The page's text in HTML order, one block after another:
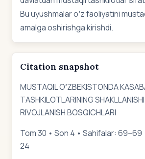
Bu uyushmalar oʻz faoliyatini
amalga oshirishga kirishdi.
Citation snapshot
MUSTAQIL OʻZBEKISTONDA
TASHKILOTLARINING
RIVOJLANISH BOSQICHLARI
Tom 30 • Son 4 • Sahifalar:
24